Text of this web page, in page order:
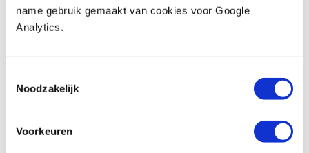
name gebruik gemaakt van cookies voor Google
Analytics.
Noodzakelijk
Voorkeuren
Artikelnummer: 20346